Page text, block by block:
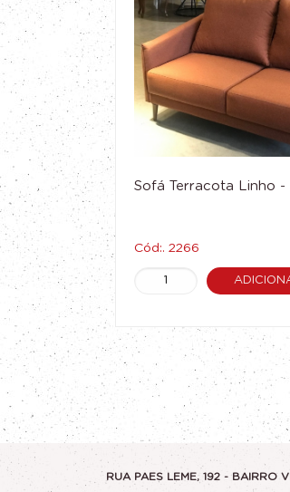
Sofá Terracota Linho -
Cód:. 2266
RUA PAES LEME, 192 -